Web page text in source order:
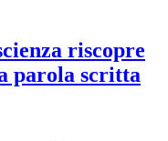
riscopre
parola scritta